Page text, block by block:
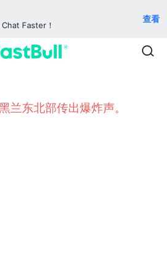
Faster！
查看
兰东北部传出爆炸声。